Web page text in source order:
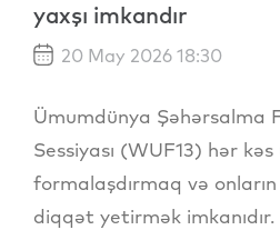
yaxşı imkandır
20 May 2026 18:30
Ümumdünya Şəhərsalma
Sessiyası (WUF13) hər
formalaşdırmaq və
diqqət yetirmək imkanıdır.